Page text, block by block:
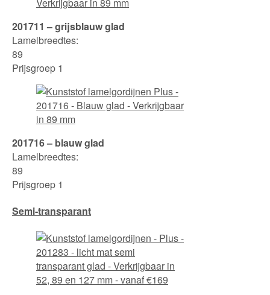
201711 – grijsblauw glad
Lamelbreedtes:
89
Prijsgroep 1
201716 – blauw glad
Lamelbreedtes:
89
Prijsgroep 1
Semi-transparant